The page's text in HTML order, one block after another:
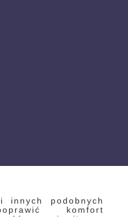
innych podobnych
komfort